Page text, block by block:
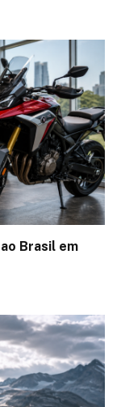
Brasil em